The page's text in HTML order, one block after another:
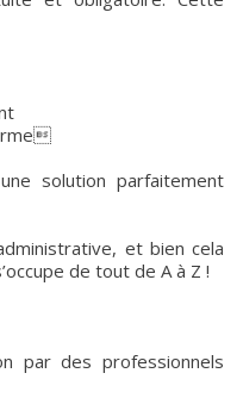
solution parfaitement
et bien cela
de tout de A à Z !
par des professionnels